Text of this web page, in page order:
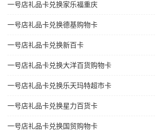
一号店礼品卡兑换家乐福重庆
一号店礼品卡兑换德基购物卡
一号店礼品卡兑换新百卡
一号店礼品卡兑换大洋百货购物卡
一号店礼品卡兑换乐天玛特超市卡
一号店礼品卡兑换星力百货卡
一号店礼品卡兑换国贸购物卡